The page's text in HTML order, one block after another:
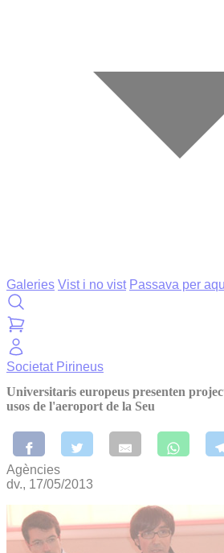
Galeries Vist i no vist Passava per
Societat Pirineus
Universitaris europeus presenten
usos de l'aeroport de la Seu
Agències
dv., 17/05/2013